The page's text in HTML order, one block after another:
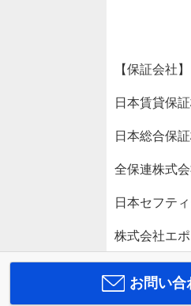
【保証会社】
日本賃貸保
日本総合保
全保連株式
日本セフテ
株式会社エ
お問い合